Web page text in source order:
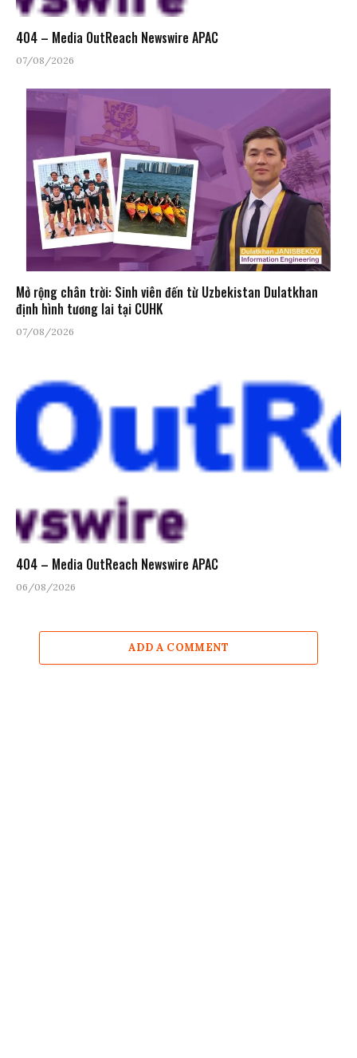
404 – Media OutReach Newswire APAC
07/08/2026
Mở rộng chân trời: Sinh viên đến từ Uzbekistan Dulatkhan
định hình tương lai tại CUHK
07/08/2026
404 – Media OutReach Newswire APAC
06/08/2026
ADD A COMMENT